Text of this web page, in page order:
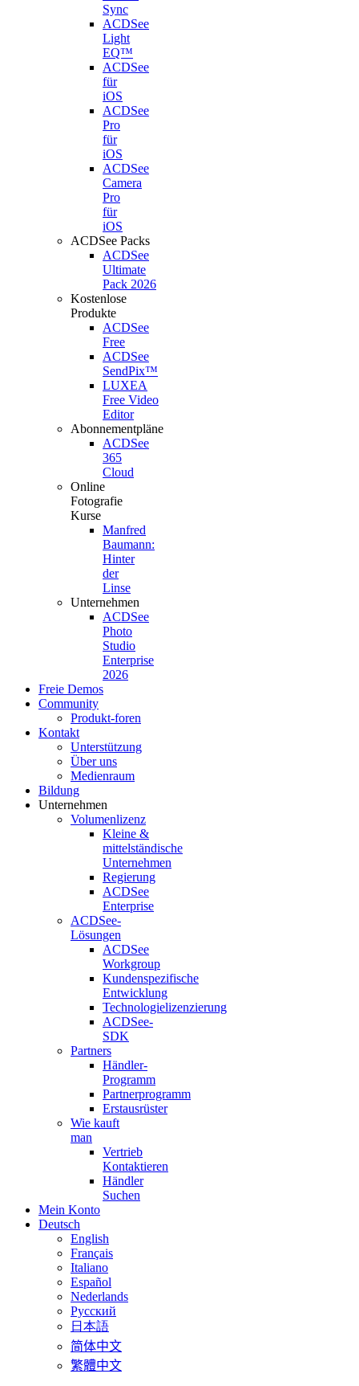
Sync
ACDSee
Light
EQ™
ACDSee
für
iOS
ACDSee
Pro
für
iOS
ACDSee
Camera
Pro
für
iOS
ACDSee Packs
ACDSee
Ultimate
Pack 2026
Kostenlose
Produkte
ACDSee
Free
ACDSee
SendPix™
LUXEA
Free Video
Editor
Abonnementpläne
ACDSee
365
Cloud
Online
Fotografie
Kurse
Manfred
Baumann:
Hinter
der
Linse
Unternehmen
ACDSee
Photo
Studio
Enterprise
2026
Freie Demos
Community
Produkt-foren
Kontakt
Unterstützung
Über uns
Medienraum
Bildung
Unternehmen
Volumenlizenz
Kleine &
mittelständische
Unternehmen
Regierung
ACDSee
Enterprise
ACDSee-
Lösungen
ACDSee
Workgroup
Kundenspezifische
Entwicklung
Technologielizenzierung
ACDSee-
SDK
Partners
Händler-
Programm
Partnerprogramm
Erstausrüster​
Wie kauft
man
Vertrieb
Kontaktieren
Händler
Suchen
Mein Konto
Deutsch
English
Français
Italiano
Español
Nederlands
Pусский
日本語
简体中文
繁體中文